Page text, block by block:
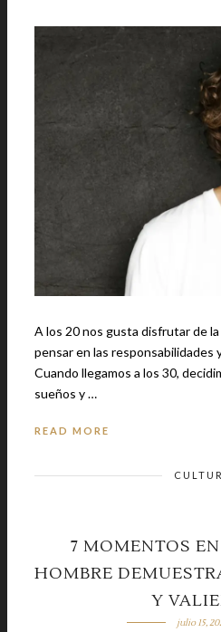
A los 20 nos gusta disfrutar de la
pensar en las responsabilidades
Cuando llegamos a los 30,
sueños y …
READ MORE
7 MOMENTOS
HOMBRE
Y
julio 15,